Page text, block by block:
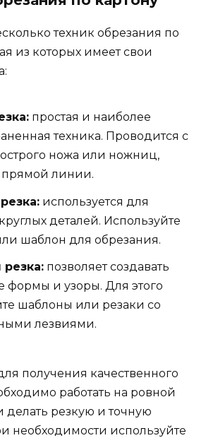
техник обрезания по
из которых имеет свои
простая и наиболее
техника. Проводится с
ножа или ножниц,
прямой линии.
используется для
деталей. Используйте
шаблон для обрезания.
позволяет создавать
формы и узоры. Для этого
шаблоны или резаки со
лезвиями.
получения качественного
работать на ровной
делать резкую и точную
необходимости используйте